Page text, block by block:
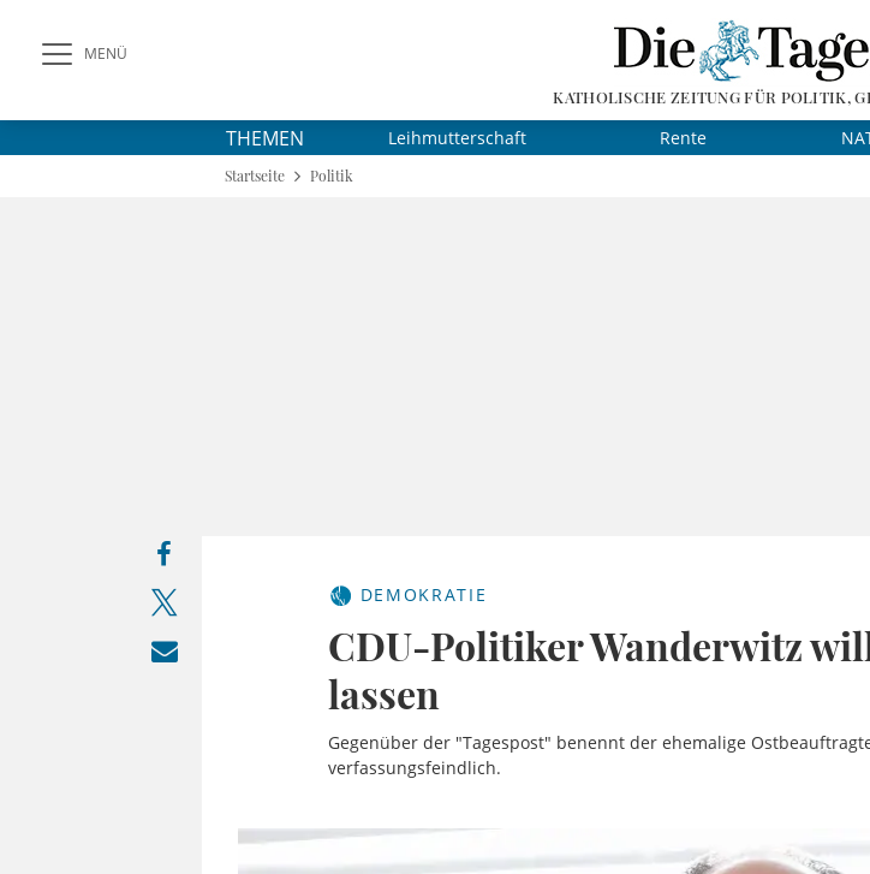
MENÜ
KATHOLISCHE ZEITUNG FÜR POLITIK,
THEMEN Leihmutterschaft Rente
Startseite Politik
DEMOKRATIE
CDU-Politiker Wanderwitz
lassen
Gegenüber der "Tagespost" benennt der ehemalige
verfassungsfeindlich.